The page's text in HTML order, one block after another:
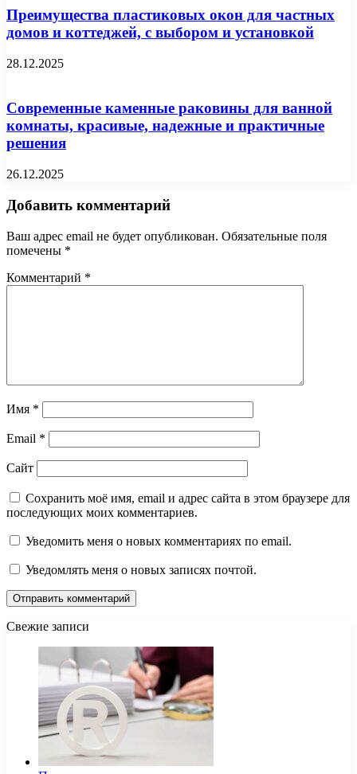
Преимущества пластиковых окон для частных
домов и коттеджей, с выбором и установкой
28.12.2025
Современные каменные раковины для ванной
комнаты, красивые, надежные и практичные
решения
26.12.2025
Добавить комментарий
Ваш адрес email не будет опубликован. Обязательные поля
помечены *
Комментарий *
Имя *
Email *
Сайт
Сохранить моё имя, email и адрес сайта в этом браузере для
последующих моих комментариев.
Уведомить меня о новых комментариях по email.
Уведомлять меня о новых записях почтой.
Свежие записи